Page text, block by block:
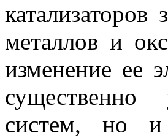
металлов и
изменение ее
существенно
систем, но и